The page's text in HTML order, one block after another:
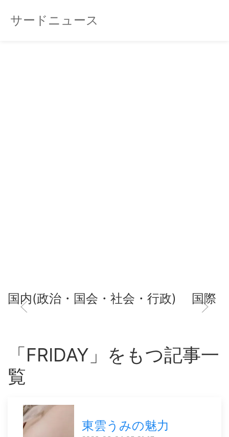
サードニュース
国内(政治・国会・社会・行政) 国際
「FRIDAY」をもつ記事一
覧
東雲うみの魅力